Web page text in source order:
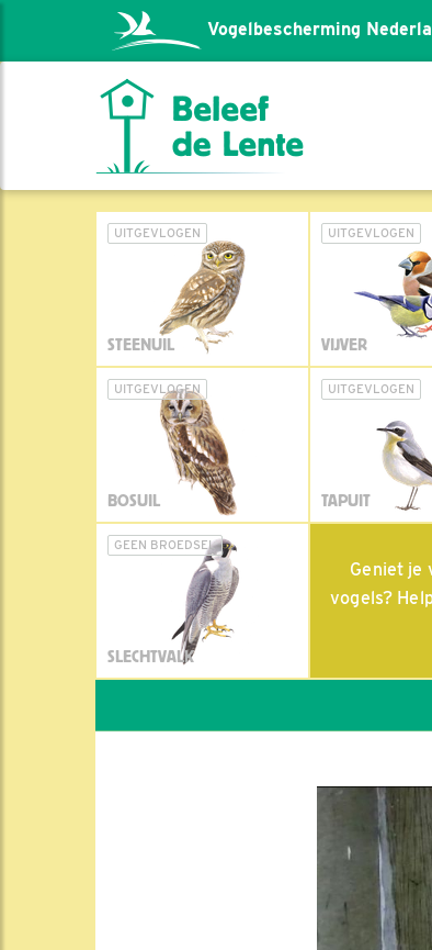
Vogelbescherming
UITGEVLOGEN
STEENUIL
UITGEVLOGEN
VIJVER
UITGEVLOGEN
BOSUIL
UITGEVLOGEN
TAPUIT
GEEN BROEDSEL
SLECHTVALK
Geniet je
vogels?